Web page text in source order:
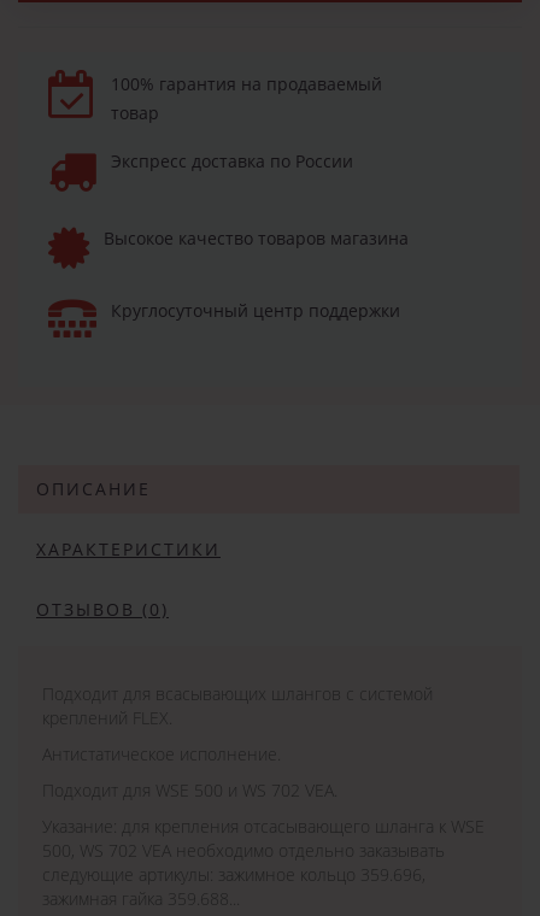
100% гарантия на продаваемый
товар
Экспресс доставка по России
Высокое качество товаров магазина
Круглосуточный центр поддержки
ОПИСАНИЕ
ХАРАКТЕРИСТИКИ
ОТЗЫВОВ (0)
Подходит для всасывающих шлангов с системой
креплений FLEX.
Антистатическое исполнение.
Подходит для WSE 500 и WS 702 VEA.
Указание: для крепления отсасывающего шланга к WSE
500, WS 702 VEA необходимо отдельно заказывать
следующие артикулы: зажимное кольцо 359.696,
зажимная гайка 359.688...